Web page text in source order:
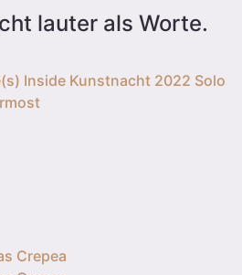
lauter als Worte.
Inside Kunstnacht 2022 Solo
Crepea